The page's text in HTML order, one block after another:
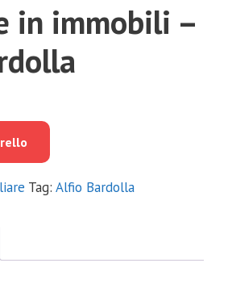
in immobili –
Tag: Alfio Bardolla